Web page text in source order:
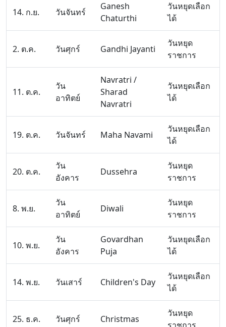
14. ก.ย. วันจันทร์
Ganesh
Chaturthi
วันหยุดเลือก
ได้
2. ต.ค. วันศุกร์ Gandhi Jayanti
วันหยุด
ราชการ
11. ต.ค.
วัน
อาทิตย์
Navratri /
Sharad
Navratri
วันหยุดเลือก
ได้
19. ต.ค. วันจันทร์ Maha Navami
วันหยุดเลือก
ได้
20. ต.ค.
วัน
อังคาร
Dussehra
วันหยุด
ราชการ
8. พ.ย.
วัน
อาทิตย์
Diwali
วันหยุด
ราชการ
10. พ.ย.
วัน
อังคาร
Govardhan
Puja
วันหยุดเลือก
ได้
14. พ.ย. วันเสาร์ Children's Day
วันหยุดเลือก
ได้
25. ธ.ค. วันศุกร์ Christmas
วันหยุด